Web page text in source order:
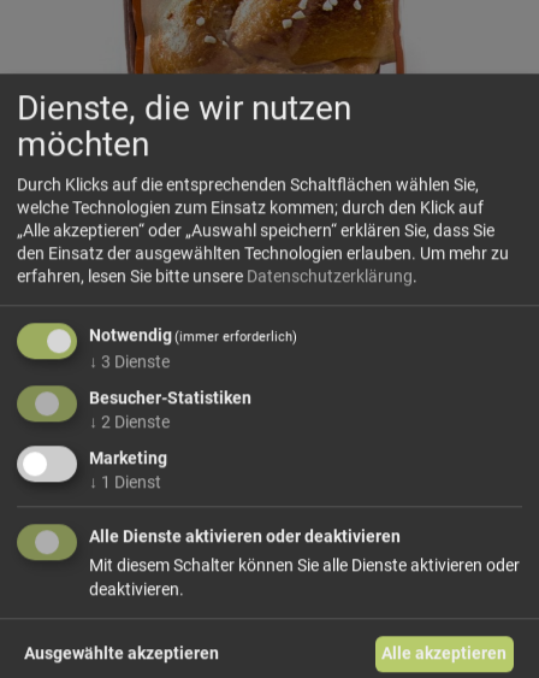
Trockenhefe 3x7g RUF
Ein Beutel ist ausreichend für 500 Gramm Mehl.
Zubereitung: Den Beutelinhalt sorgfältig mit dem Mehl
vermischen. Die Hefe braucht nicht mehr angerührt zu
gewohnt verarbeiten. Auch die sonst zum Anrühren
benötigte Flüssigkeit. Nach der Zubereitung und vor dem
Backen den Teig wie üblich gehen lassen.
Zutaten: Trockenbackhefe Beistrich Emulgator Sorbitan
Monostearat
Größe: 21 g Preis: 1,65 €
weiter einkaufen
Dienste, die wir nutzen
möchten
Durch Klicks auf die entsprechenden Schaltflächen wählen Sie,
welche Technologien zum Einsatz kommen; durch den Klick auf
„Alle akzeptieren“ oder „Auswahl speichern“ erklären Sie, dass Sie
den Einsatz der ausgewählten Technologien erlauben. Um mehr zu
erfahren, lesen Sie bitte unsere Datenschutzerklärung.
Notwendig(immer erforderlich)
↓ 3 Dienste
Besucher-Statistiken
↓ 2 Dienste
Marketing
↓ 1 Dienst
Alle Dienste aktivieren oder deaktivieren
Mit diesem Schalter können Sie alle Dienste aktivieren oder
deaktivieren.
Ausgewählte akzeptieren Alle akzeptieren